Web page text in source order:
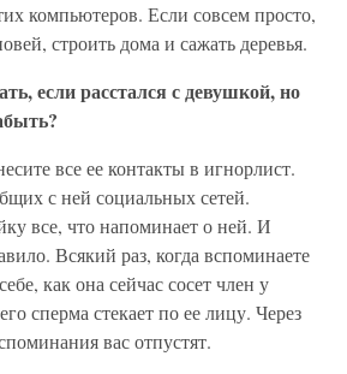
компьютеров. Если совсем просто,
строить дома и сажать деревья.
если расстался с девушкой, но
все ее контакты в игнорлист.
с ней социальных сетей.
все, что напоминает о ней. И
Всякий раз, когда вспоминаете
как она сейчас сосет член у
сперма стекает по ее лицу. Через
вас отпустят.